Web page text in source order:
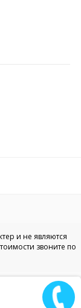
и не являются
звоните по